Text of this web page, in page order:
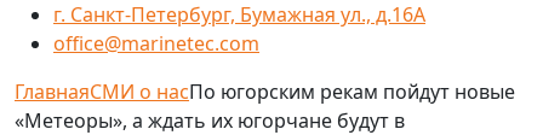
г. Санкт-Петербург, Бумажная ул., д.16А
office@marinetec.com
ГлавнаяСМИ о насПо югорским рекам пойдут новые
«Метеоры», а ждать их югорчане будут в